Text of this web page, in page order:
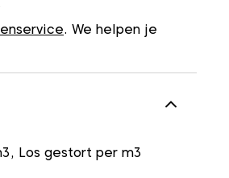
. We helpen je
Los gestort per m3